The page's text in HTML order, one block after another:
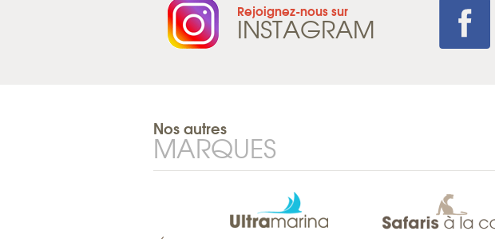
Rejoignez-nous sur
INSTAGRAM
Nos autres
MARQUES